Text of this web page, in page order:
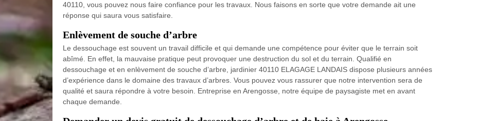
40110, vous pouvez nous faire confiance pour les travaux. Nous faisons en sorte que votre demande ait une
réponse qui saura vous satisfaire.
Enlèvement de souche d’arbre
Le dessouchage est souvent un travail difficile et qui demande une compétence pour éviter que le terrain soit
abîmé. En effet, la mauvaise pratique peut provoquer une destruction du sol et du terrain. Qualifié en
dessouchage et en enlèvement de souche d’arbre, jardinier 40110 ELAGAGE LANDAIS dispose plusieurs années
d’expérience dans le domaine des travaux d’arbres. Vous pouvez vous rassurer que notre intervention sera de
qualité et saura répondre à votre besoin. Entreprise en Arengosse, notre équipe de paysagiste met en avant
chaque demande.